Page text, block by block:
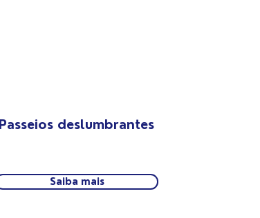
Passeios deslumbrantes
Saiba mais